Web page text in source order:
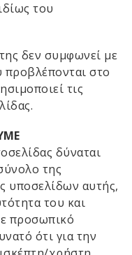
του
δεν συμφωνεί με
προβλέπονται στο
τις
δύναται
της
υποσελίδων αυτής,
του και
προσωπικό
ότι για την